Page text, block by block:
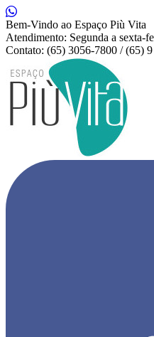
Bem-Vindo ao Espaço Più Vita
Atendimento: Segunda a sexta-
Contato: (65) 3056-7800 / (65)